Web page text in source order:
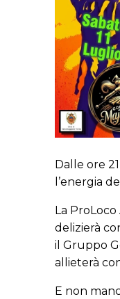
Dalle ore
l’energia
La
delizierà
il Gruppo
allieterà
E non